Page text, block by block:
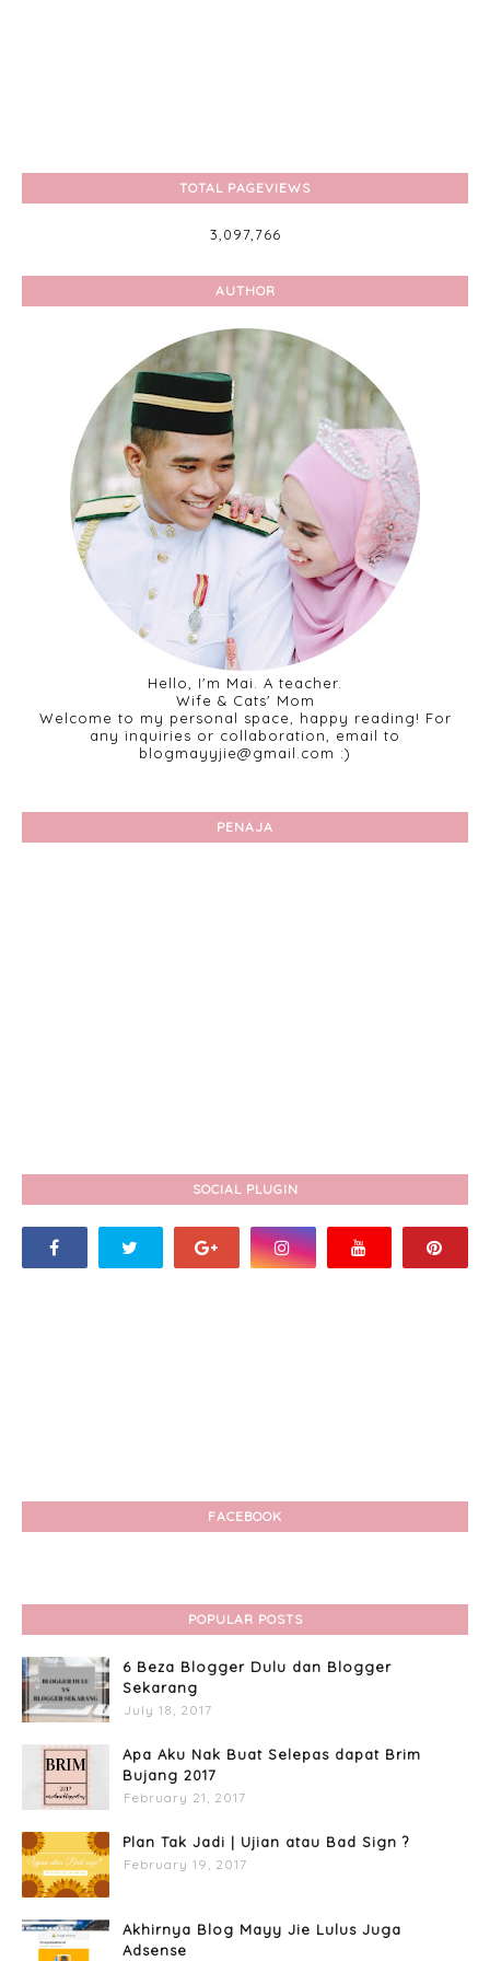
TOTAL PAGEVIEWS
3,097,766
AUTHOR
Hello, I'm Mai. A teacher.
Wife & Cats' Mom
Welcome to my personal space, happy reading! For
any inquiries or collaboration, email to
blogmayyjie@gmail.com :)
PENAJA
SOCIAL PLUGIN
FACEBOOK
POPULAR POSTS
6 Beza Blogger Dulu dan Blogger
Sekarang
July 18, 2017
Apa Aku Nak Buat Selepas dapat Brim
Bujang 2017
February 21, 2017
Plan Tak Jadi | Ujian atau Bad Sign ?
February 19, 2017
Akhirnya Blog Mayy Jie Lulus Juga
Adsense